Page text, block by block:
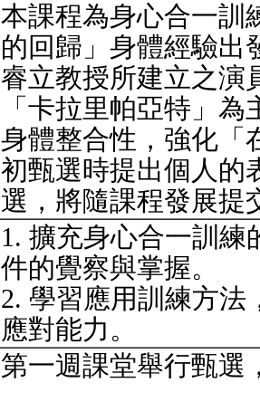
本課程為身心合一訓
的回歸」身體經驗出
睿立教授所建立之演
「卡拉里帕亞特」
身體整合性，強化「
初甄選時提出個人的
選，將隨課程發展
1. 擴充身心合一訓
件的覺察與掌握。
2. 學習應用訓練方法
應對能力。
第一週課堂舉行甄選